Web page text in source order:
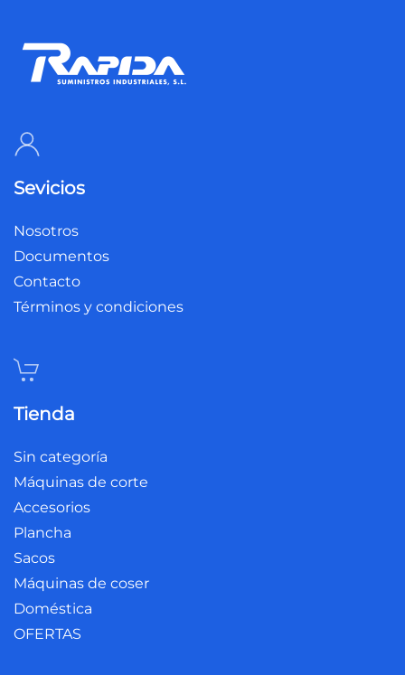
Sevicios
Nosotros
Documentos
Contacto
Términos y condiciones
Tienda
Sin categoría
Máquinas de corte
Accesorios
Plancha
Sacos
Máquinas de coser
Doméstica
OFERTAS